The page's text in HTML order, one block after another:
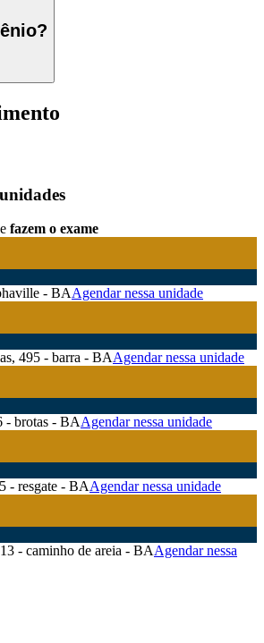
fazem o exame
- BAAgendar nessa unidade
495 - barra - BAAgendar nessa unidade
- brotas - BAAgendar nessa unidade
- resgate - BAAgendar nessa unidade
- caminho de areia - BAAgendar nessa